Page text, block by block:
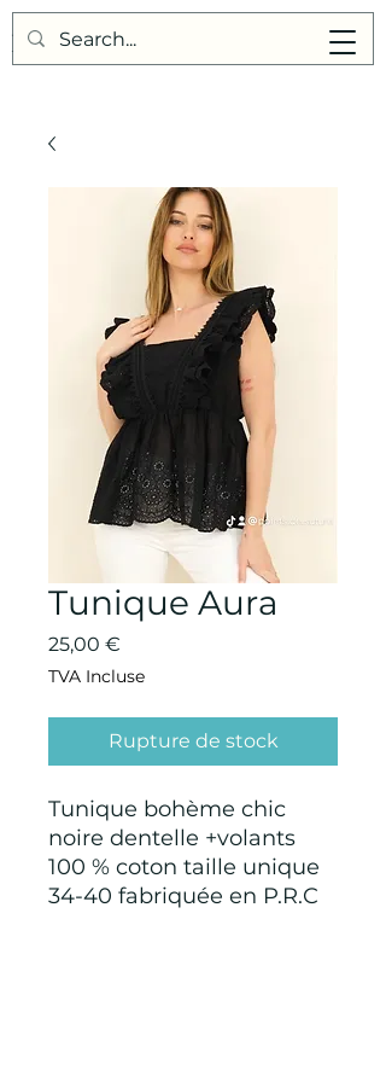
Points de Suture
Tunique Aura
25,00 €
TVA Incluse
Rupture de stock
Tunique bohème chic
noire dentelle +volants
100 % coton taille unique
34-40 fabriquée en P.R.C